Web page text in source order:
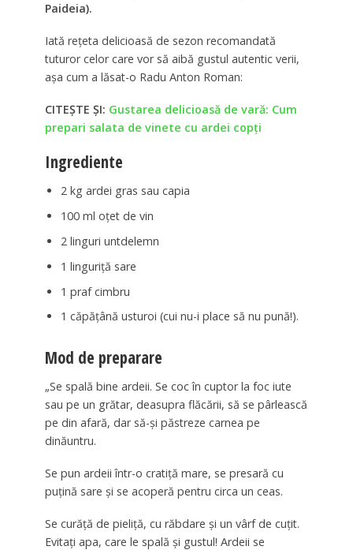
Paideia).
Iată reţeta delicioasă de sezon recomandată
tuturor celor care vor să aibă gustul autentic verii,
aşa cum a lăsat-o Radu Anton Roman:
CITEȘTE ȘI: Gustarea delicioasă de vară: Cum
prepari salata de vinete cu ardei copți
Ingrediente
2 kg ardei gras sau capia
100 ml oţet de vin
2 linguri untdelemn
1 linguriţă sare
1 praf cimbru
1 căpăţână usturoi (cui nu-i place să nu pună!).
Mod de preparare
„Se spală bine ardeii. Se coc în cuptor la foc iute
sau pe un grătar, deasupra flăcării, să se pârlească
pe din afară, dar să-şi păstreze carnea pe
dinăuntru.
Se pun ardeii într-o cratiţă mare, se presară cu
puţină sare şi se acoperă pentru circa un ceas.
Se curăţă de pieliţă, cu răbdare şi un vârf de cuţit.
Evitaţi apa, care le spală şi gustul! Ardeii se